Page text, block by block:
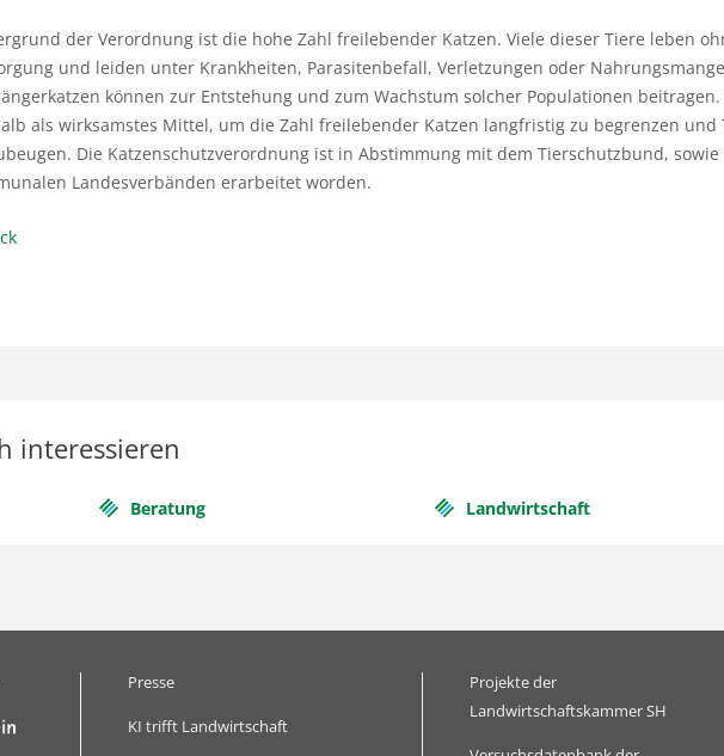
der Verordnung ist die hohe Zahl freilebender Katzen. Viele dieser Tiere leben
und leiden unter Krankheiten, Parasitenbefall, Verletzungen oder
können zur Entstehung und zum Wachstum solcher Populationen
als wirksamstes Mittel, um die Zahl freilebender Katzen langfristig zu begrenzen und
Die Katzenschutzverordnung ist in Abstimmung mit dem Tierschutzbund,
Landesverbänden erarbeitet worden.
interessieren
Beratung Landwirtschaft
Presse
KI trifft Landwirtschaft
Projekte der
Landwirtschaftskammer SH